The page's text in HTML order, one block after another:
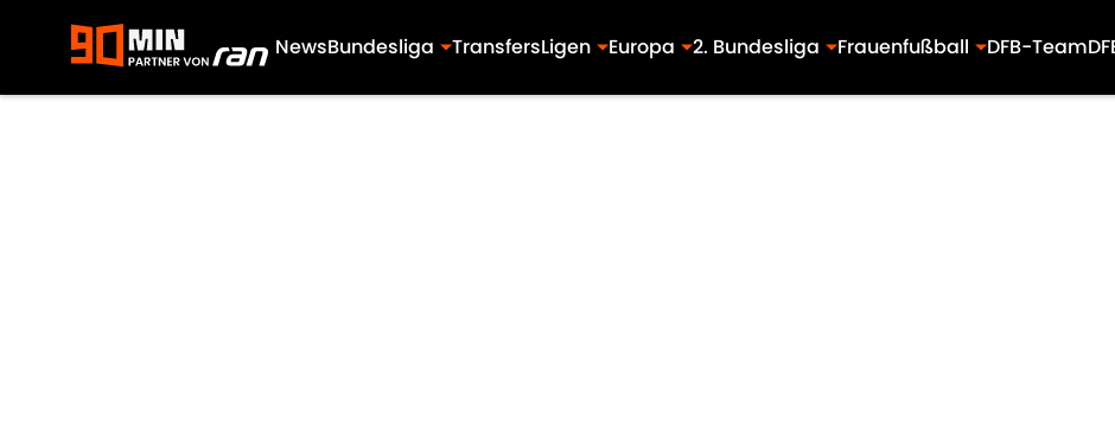
NewsBundesliga TransfersLigen Europa 2. Bundesliga Frauenfußball DFB-Team